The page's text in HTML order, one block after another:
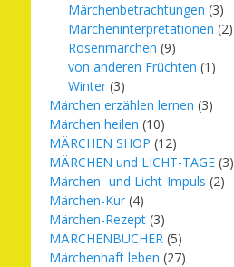
Märchenbetrachtungen (3)
Märcheninterpretationen (2)
Rosenmärchen (9)
von anderen Früchten (1)
Winter (3)
Märchen erzählen lernen (3)
Märchen heilen (10)
MÄRCHEN SHOP (12)
MÄRCHEN und LICHT-TAGE (3)
Märchen- und Licht-Impuls (2)
Märchen-Kur (4)
Märchen-Rezept (3)
MÄRCHENBÜCHER (5)
Märchenhaft leben (27)